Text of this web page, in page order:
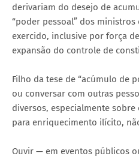
derivariam do desejo de
“poder pessoal” dos
exercido, inclusive por força
expansão do controle de
Filho da tese de “acúmulo de
ou conversar com outras
diversos, especialmente
para enriquecimento ilícito,
Ouvir — em eventos públicos